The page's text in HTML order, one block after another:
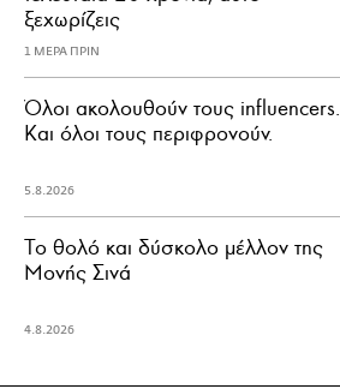
ξεχωρίζεις
1 ΜΕΡΑ ΠΡΙΝ
Όλοι ακολουθούν τους influencers.
Και όλοι τους περιφρονούν.
5.8.2026
Το θολό και δύσκολο μέλλον της
Μονής Σινά
4.8.2026